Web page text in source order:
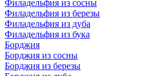
Филадельфия из сосны
Филадельфия из березы
Филадельфия из дуба
Филадельфия из бука
Борджия
Борджия из сосны
Борджия из березы